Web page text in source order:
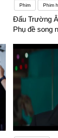
Phim Phim
Đấu Trường
Phụ đề song